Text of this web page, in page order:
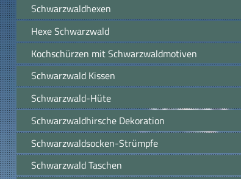
Schwarzwaldhexen
Hexe Schwarzwald
Kochschürzen mit Schwarzwaldmotiven
Schwarzwald Kissen
Schwarzwald-Hüte
Schwarzwaldhirsche Dekoration
Schwarzwaldsocken-Strümpfe
Schwarzwald Taschen